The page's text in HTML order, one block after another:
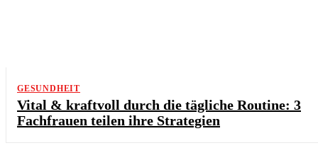
GESUNDHEIT
Vital & kraftvoll durch die tägliche Routine: 3
Fachfrauen teilen ihre Strategien